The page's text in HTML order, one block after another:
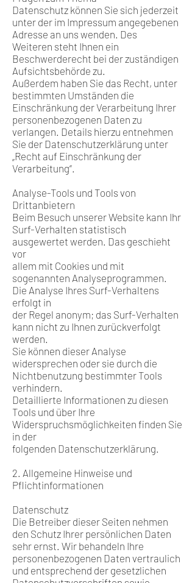
Datenschutz können Sie sich jederzeit
unter der im Impressum angegebenen
Adresse an uns wenden. Des
Weiteren steht Ihnen ein
Beschwerderecht bei der zuständigen
Aufsichtsbehörde zu.
Außerdem haben Sie das Recht, unter
bestimmten Umständen die
Einschränkung der Verarbeitung Ihrer
personenbezogenen Daten zu
verlangen. Details hierzu entnehmen
Sie der Datenschutzerklärung unter
„Recht auf Einschränkung der
Verarbeitung“.
Analyse-Tools und Tools von
Drittanbietern
Beim Besuch unserer Website kann Ihr
Surf-Verhalten statistisch
ausgewertet werden. Das geschieht
vor
allem mit Cookies und mit
sogenannten Analyseprogrammen.
Die Analyse Ihres Surf-Verhaltens
erfolgt in
der Regel anonym; das Surf-Verhalten
kann nicht zu Ihnen zurückverfolgt
werden.
Sie können dieser Analyse
widersprechen oder sie durch die
Nichtbenutzung bestimmter Tools
verhindern.
Detaillierte Informationen zu diesen
Tools und über Ihre
Widerspruchsmöglichkeiten finden Sie
in der
folgenden Datenschutzerklärung.
2. Allgemeine Hinweise und
Pflichtinformationen
Datenschutz
Die Betreiber dieser Seiten nehmen
den Schutz Ihrer persönlichen Daten
sehr ernst. Wir behandeln Ihre
personenbezogenen Daten vertraulich
und entsprechend der gesetzlichen